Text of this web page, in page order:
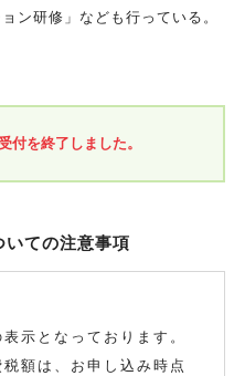
ン研修」なども行っている。
付を終了しました。
いての注意事項
示となっております。
額は、お申し込み時点